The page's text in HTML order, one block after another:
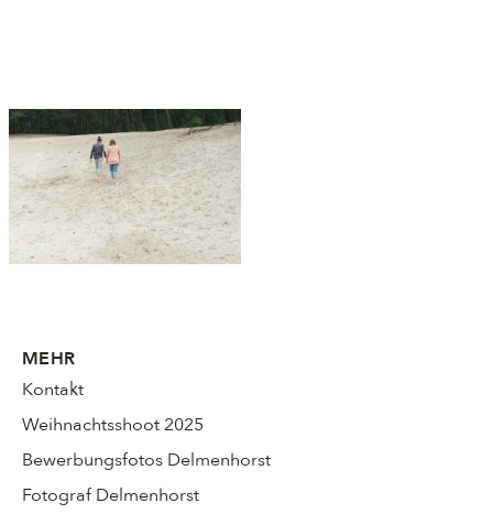
MEHR
Kontakt
Weihnachtsshoot 2025
Bewerbungsfotos Delmenhorst
Fotograf Delmenhorst